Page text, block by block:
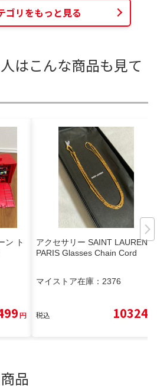
ゴリをもっと見る
はこんな商品も見て
ン ト
円
アクセサリー SAINT LAURENT
PARIS Glasses Chain Cord
マイストア在庫： 2376
税込 10324
品